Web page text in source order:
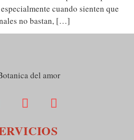
cuando sienten que
no bastan, […]